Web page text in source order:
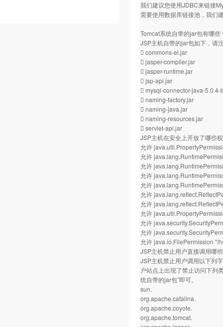
我们建议您使用JDBC来链接
需要使用数据库链接池，我们
Tomcat系统自带的jar包有哪些
JSP主机自带的jar包如下，请
 commons-el.jar
 jasper-compiler.jar
 jasper-runtime.jar
 jsp-api.jar
 mysql-connector-java-5.0.4-
 naming-factory.jar
 naming-java.jar
 naming-resources.jar
 servlet-api.jar
JSP主机在安全上开放了哪些
允许
允许
允许
允许
允许
允许
允许
允许
允许
允许
允许 java.io.FilePermission "/
JSP主机禁止用户直接调用哪
JSP主机禁止用户调用以下列
户站点上出现了禁止访问下列
统自带的jar包”即可。
sun.
org.apache.catalina.
org.apache.coyote.
org.apache.tomcat.